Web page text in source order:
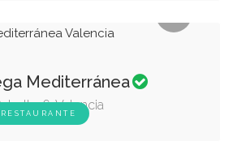
Mediterránea
6, Valencia